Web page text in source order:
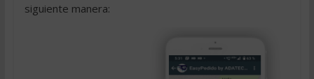
siguiente manera: